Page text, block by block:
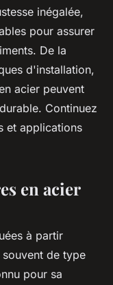
inégalée,
pour assurer
De la
d'installation,
acier peuvent
Continuez
et applications
en acier
à partir
de type
pour sa